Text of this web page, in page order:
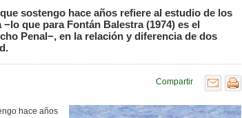
sostengo hace años refiere al estudio de los
que para Fontán Balestra (1974) es el
Penal−, en la relación y diferencia de dos
Compartir
hace años